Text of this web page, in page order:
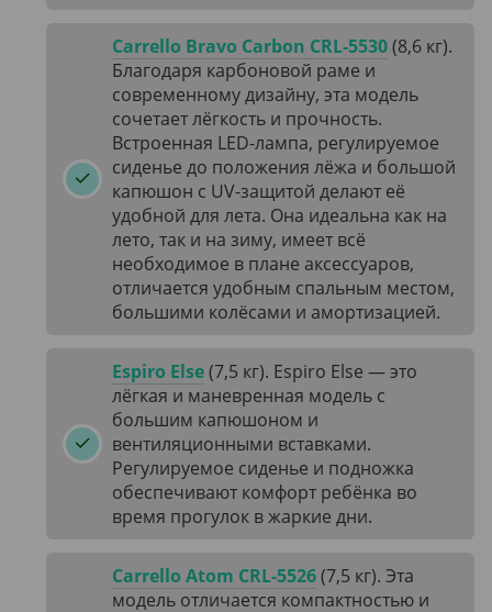
Carrello Bravo Carbon CRL-5530(8,6 кг).
Благодаря карбоновой раме и
современному дизайну, эта модель
сочетает лёгкость и прочность.
Встроенная LED-лампа, регулируемое
сиденье до положения лёжа и большой
капюшон с UV-защитой делают её
удобной для лета. Она идеальна как на
лето, так и на зиму, имеет всё
необходимое в плане аксессуаров,
отличается удобным спальным местом,
большими колёсами и амортизацией.
Espiro Else(7,5 кг). Espiro Else — это
лёгкая и маневренная модель с
большим капюшоном и
вентиляционными вставками.
Регулируемое сиденье и подножка
обеспечивают комфорт ребёнка во
время прогулок в жаркие дни.
Carrello Atom CRL-5526(7,5 кг). Эта
модель отличается компактностью и